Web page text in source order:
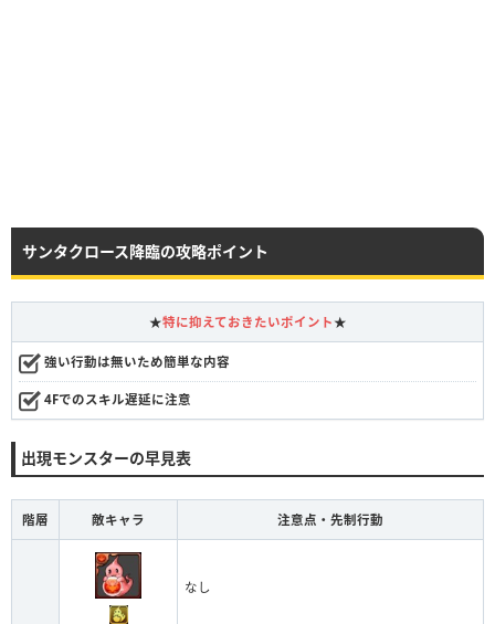
サンタクロース降臨の攻略ポイント
★特に抑えておきたいポイント★
強い行動は無いため簡単な内容
4Fでのスキル遅延に注意
出現モンスターの早見表
階層 敵キャラ 注意点・先制行動
なし